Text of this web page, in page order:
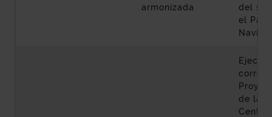
armonizada
del
el
de las